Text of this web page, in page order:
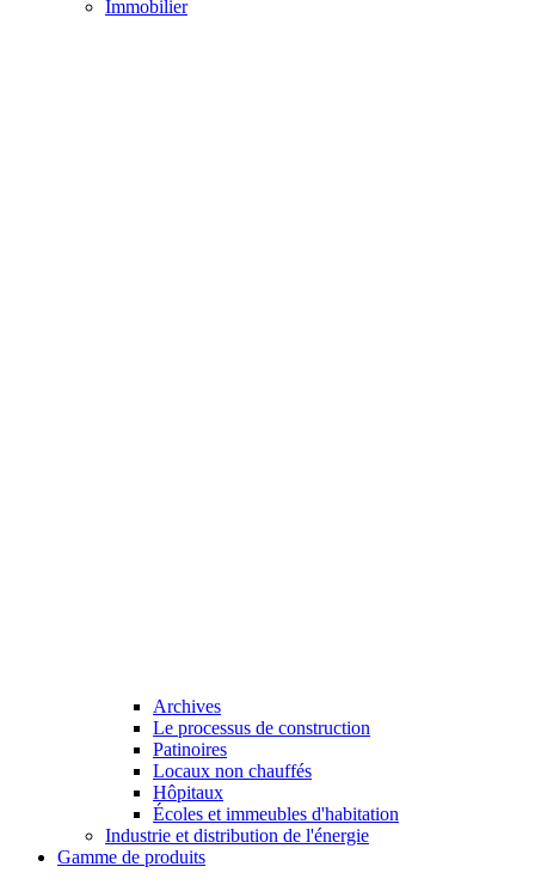
Immobilier
Archives
Le processus de construction
Patinoires
Locaux non chauffés
Hôpitaux
Écoles et immeubles d'habitation
Industrie et distribution de l'énergie
Gamme de produits